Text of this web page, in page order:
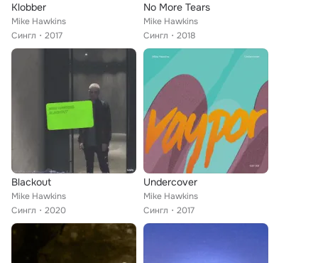
Klobber
Mike Hawkins
Сингл
2017
No More Tears
Mike Hawkins
Сингл
2018
Blackout
Mike Hawkins
Сингл
2020
Undercover
Mike Hawkins
Сингл
2017